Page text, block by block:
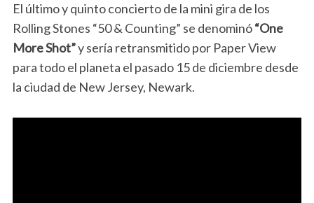
El último y quinto concierto de la mini gira de los
Rolling Stones “50 & Counting” se denominó“One
More Shot”y sería retransmitido por Paper View
para todo el planeta el pasado 15 de diciembre desde
la ciudad de New Jersey, Newark.